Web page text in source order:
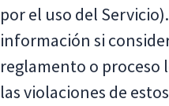
por el uso del
información si
reglamento o proceso
las violaciones de